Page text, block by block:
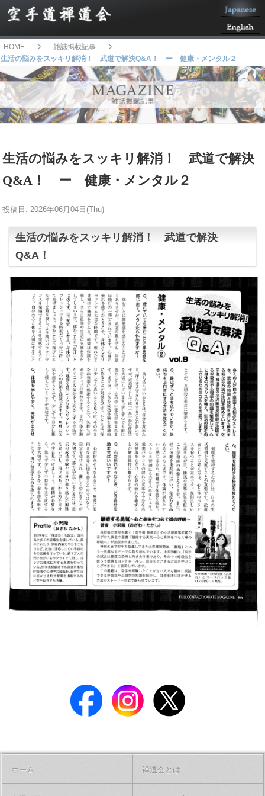
HOME
雑誌掲載記事
生活の悩みをスッキリ解消！ 武道で解決Q&A！ ー 健康・メンタル２
生活の悩みをスッキリ解消！ 武道で解決
Q&A！ ー 健康・メンタル２
投稿日: 2026年06月04日(Thu)
生活の悩みをスッキリ解消！ 武道で解決
Q&A！
ホーム 禅道会とは